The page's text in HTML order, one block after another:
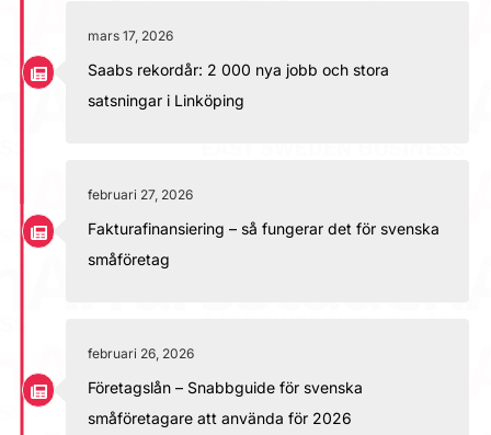
mars 17, 2026
Saabs rekordår: 2 000 nya jobb och stora
satsningar i Linköping
februari 27, 2026
Fakturafinansiering – så fungerar det för svenska
småföretag
februari 26, 2026
Företagslån – Snabbguide för svenska
småföretagare att använda för 2026